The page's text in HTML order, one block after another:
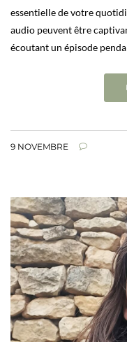
essentielle de votre
audio peuvent être
écoutant un épisode
9 NOVEMBRE